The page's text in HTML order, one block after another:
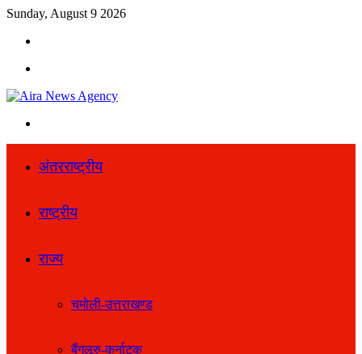
Sunday, August 9 2026
अंतरराष्ट्रीय
राष्ट्रीय
राज्य
चमोली-उत्तराखण्ड
बैंगलूरु-कर्नाटक